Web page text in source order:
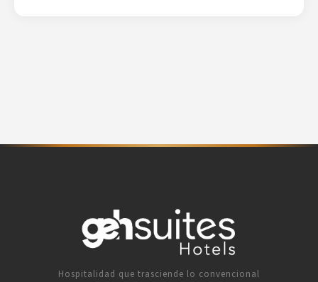
Hospitalidad que trasciende lo convencional